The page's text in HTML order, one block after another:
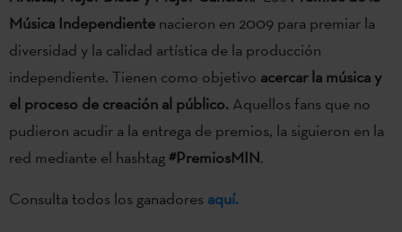
Música Independiente nacieron en 2009 para premiar la
diversidad y la calidad artística de la producción
independiente. Tienen como objetivo acercar la música y
el proceso de creación al público. Aquellos fans que no
pudieron acudir a la entrega de premios, la siguieron en la
red mediante el hashtag#PremiosMIN.
Consulta todos los ganadores aquí.